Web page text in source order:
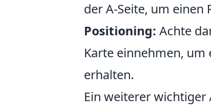
der A-Seite, um einen
Positioning: Achte
Karte einnehmen, um
erhalten.
Ein weiterer